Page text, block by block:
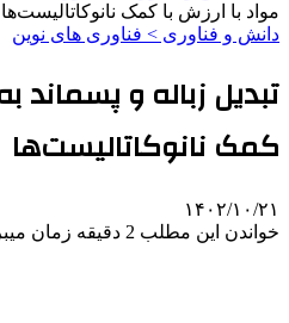
مواد با ارزش با کمک نانوکاتالیست‌ها
دانش و فناوری > فناوری های نوین
تبدیل زباله و پسماند
کمک نانوکاتالیست‌ها
۱۴۰۲/۱۰/۲۱
خواندن این مطلب 2 دقیقه زمان میبرد